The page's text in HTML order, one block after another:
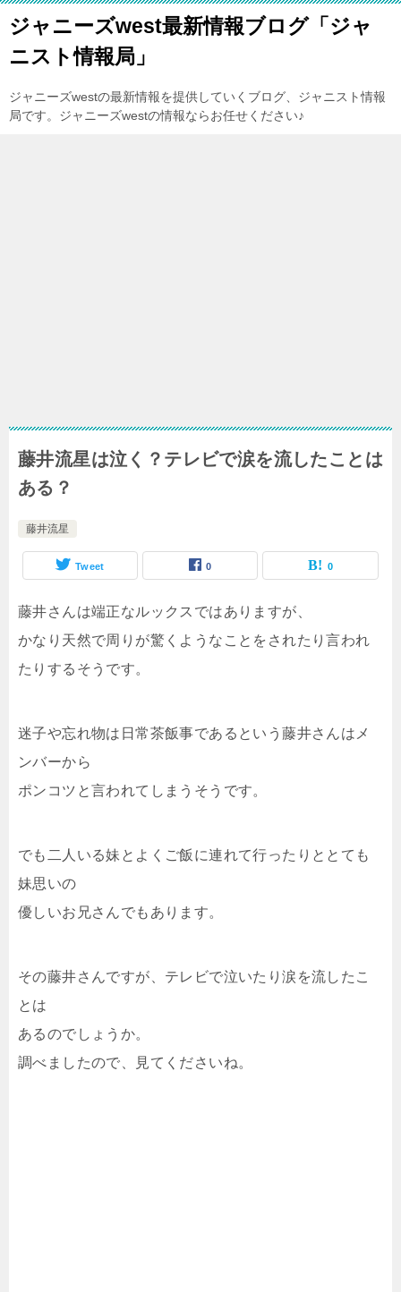
ジャニーズwest最新情報ブログ「ジャ
ニスト情報局」
ジャニーズwestの最新情報を提供していくブログ、ジャニスト情報
局です。ジャニーズwestの情報ならお任せください♪
藤井流星は泣く？テレビで涙を流したことは
ある？
藤井流星
Tweet 0 0
藤井さんは端正なルックスではありますが、
かなり天然で周りが驚くようなことをされたり言われ
たりするそうです。
迷子や忘れ物は日常茶飯事であるという藤井さんはメ
ンバーから
ポンコツと言われてしまうそうです。
でも二人いる妹とよくご飯に連れて行ったりととても
妹思いの
優しいお兄さんでもあります。
その藤井さんですが、テレビで泣いたり涙を流したこ
とは
あるのでしょうか。
調べましたので、見てくださいね。